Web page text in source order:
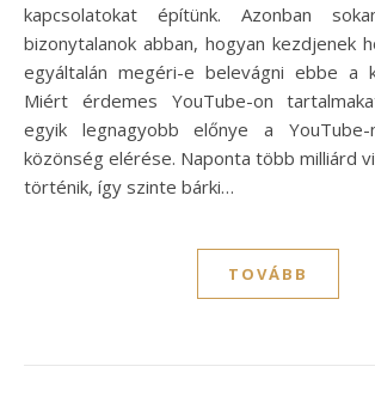
kapcsolatokat építünk. Azonban
bizonytalanok abban, hogyan kezdjenek
egyáltalán megéri-e belevágni ebbe a
Miért érdemes YouTube-on
egyik legnagyobb előnye a
közönség elérése. Naponta több milliárd
történik, így szinte bárki…
TOVÁBB